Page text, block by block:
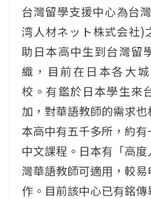
台灣留學支援中心為台
湾人材ネット株式会社)
助日本高中生到台灣留
織，目前在日本各大
校。有鑑於日本學生來
加，對華語教師的需求
本高中有五千多所，約
中文課程。日本有「高
灣華語教師可適用，較
作。目前該中心已有銘